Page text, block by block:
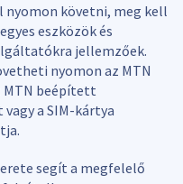
követni, meg kell
eszközök és
jellemzőek.
nyomon az MTN
MTN beépített
a SIM-kártya
segít a megfelelő